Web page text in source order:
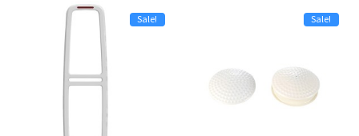
Sale! Sale!